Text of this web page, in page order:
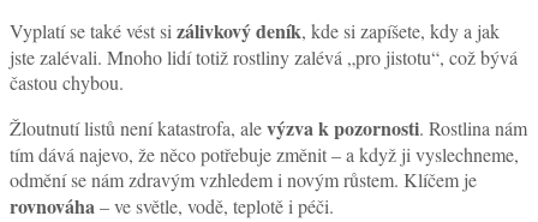
Vyplatí se také vést sizálivkový deník, kde si zapíšete, kdy a jak
jste zalévali. Mnoho lidí totiž rostliny zalévá „pro jistotu“, což bývá
častou chybou.
Žloutnutí listů není katastrofa, alevýzva k pozornosti. Rostlina nám
tím dává najevo, že něco potřebuje změnit – a když ji vyslechneme,
odmění se nám zdravým vzhledem i novým růstem. Klíčem je
rovnováha– ve světle, vodě, teplotě i péči.